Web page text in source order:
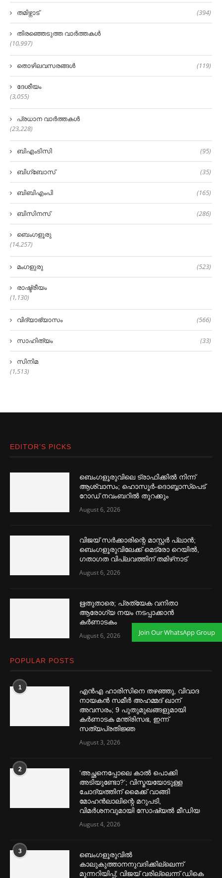
തമിഴ്നാട് (394)
തിരഞ്ഞെടുത്ത വാർത്തകൾ
(10,997)
തൊഴിലവസരങ്ങൾ (119)
ദേശീയം
(3,055)
പ്രധാന വാർത്തകൾ
(23,228)
ബിഎംടിസി (95)
ബിഗ്‌ബോസ് (35)
ബിബിഎംപി (165)
ബിസിനസ് (286)
ബെംഗളൂരു
(14,257)
മംഗളുരു (523)
രാഷ്ട്രീയം
(1,130)
വിദ്യാഭ്യാസം (566)
സാഹിത്യം (33)
സിനിമ
(1,513)
EDITOR’S PICKS
ബെംഗളൂരുവിലെ ട്രാഫിക്കില്‍ നിന്ന്
ആശ്വാസം; ഹൊസൂര്‍-ദൊബ്ബാസ്പെട്
റോഡ് നവംബറില്‍ തുറക്കും
August 6, 2026
വിജയ് സര്‍ക്കാരിന്റെ മാസ്റ്റര്‍ പ്ലാന്‍;
ബെംഗളൂരുവിലേക്ക് മെട്രോ റെയില്‍,
ഗതാഗത വിപ്ലവത്തിന് തമിഴ്‌നാട്
August 6, 2026
ഋതുതാരെ; പ്രത്യേക വനിതാ
ആരോഗ്യ നയം നടപ്പാക്കാൻ
കര്‍ണാടകം
August 6, 2026
POPULAR POSTS
1
എൻഎ ഹാരിസിനെ തഴ‌‍ഞ്ഞു, വിവാദ
നായകൻ സമീര്‍ അഹമ്മദ് ഖാന്
അവസരം; 9 പുതുമുഖങ്ങളുമായി
കര്‍ണാടക മന്ത്രിസഭ, ഇന്ന്
സത്യപ്രതിജ്ഞ
August 3, 2026
2
‘അച്ഛനെപ്പോലെ കാല്‍ പൊക്കി
അടിയുണ്ടോ?’; വിസ്മയയോടുള്ള
ചോദ്യത്തിന് മൈക്ക് വാങ്ങി
മോഹൻലാലിന്റെ മറുപടി,
വിമര്‍ശനവുമായി സോഷ്യല്‍ മീഡിയ
August 4, 2026
3
ബെംഗളൂരുവില്‍
കാലുകുത്താനനുവദിക്കില്ലെന്ന്
മുന്നറിയിപ്പ്; വിജയ് വരില്ലെന്ന് ഡികെ
Join Our WhatsApp Group